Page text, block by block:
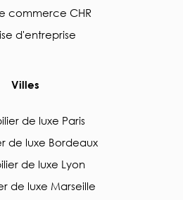
commerce CHR
d'entreprise
Villes
de luxe Paris
de luxe Bordeaux
de luxe Lyon
de luxe Marseille